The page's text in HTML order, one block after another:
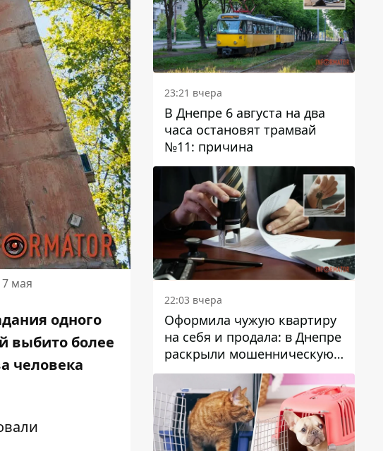
мая
одного
выбито более
человека
23:21 вчера
В Днепре 6 августа на два
часа остановят трамвай
№11: причина
22:03 вчера
Оформила чужую квартиру
на себя и продала: в Днепре
раскрыли мошенническую
схему с недвижимостью